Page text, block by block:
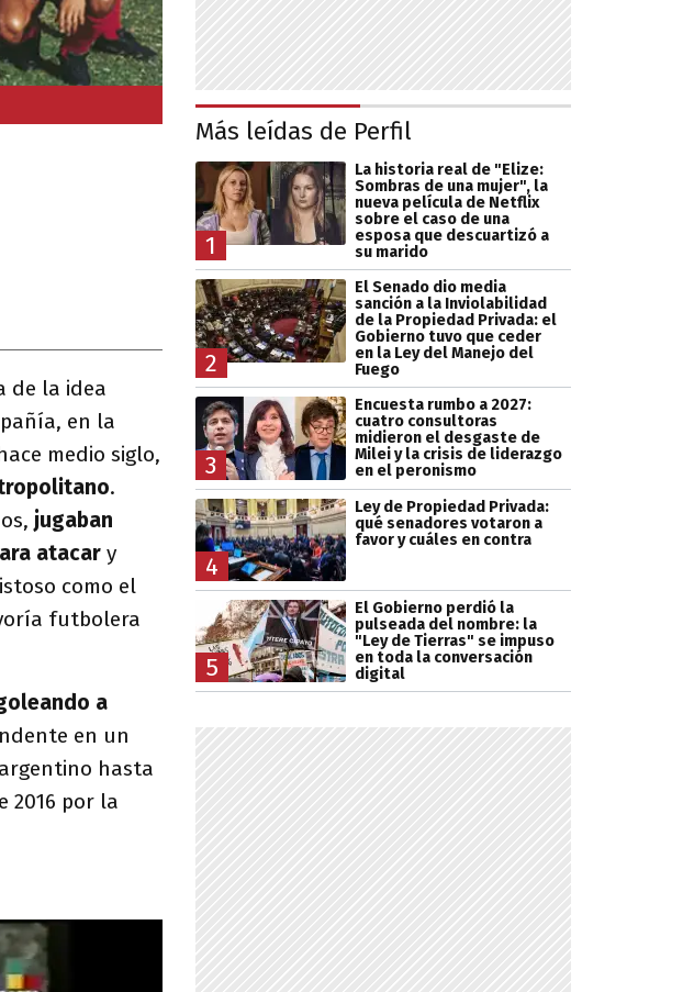
de la idea
en la
medio siglo,
.
jugaban
atacar y
como el
futbolera
a
en un
hasta
2016 por la
Más leídas de Perfil
1
La historia real de "Elize:
Sombras de una mujer", la
nueva película de Netflix
sobre el caso de una
esposa que descuartizó a
su marido
2
El Senado dio media
sanción a la Inviolabilidad
de la Propiedad Privada: el
Gobierno tuvo que ceder
en la Ley del Manejo del
Fuego
3
Encuesta rumbo a 2027:
cuatro consultoras
midieron el desgaste de
Milei y la crisis de liderazgo
en el peronismo
4
Ley de Propiedad Privada:
qué senadores votaron a
favor y cuáles en contra
5
El Gobierno perdió la
pulseada del nombre: la
"Ley de Tierras" se impuso
en toda la conversación
digital